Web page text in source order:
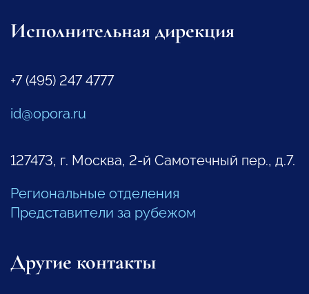
Исполнительная дирекция
+7 (495) 247 4777
id@opora.ru
127473, г. Москва, 2-й Самотечный пер., д.7.
Региональные отделения
Представители за рубежом
Другие контакты